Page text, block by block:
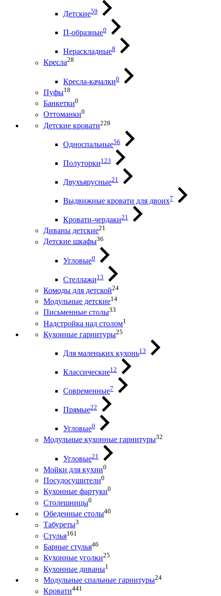
Детские59
П-образные0
Нераскладные8
Кресла28
Кресла-качалки0
Пуфы18
Банкетки0
Оттоманки0
Детские кровати228
Односпальные56
Полуторки123
Двухъярусные21
Выдвижные кровати для двоих7
Кровати-чердаки21
Диваны детские21
Детские шкафы36
Угловые0
Стеллажи13
Комоды для детской24
Модульные детские14
Письменные столы33
Надстройка над столом1
Кухонные гарнитуры25
Для маленьких кухонь13
Классические12
Современные7
Прямые22
Угловые0
Модульные кухонные гарнитуры32
Угловые21
Мойки для кухни0
Посудосушители0
Кухонные фартуки0
Столешницы0
Обеденные столы40
Табуреты3
Стулья161
Барные стулья46
Кухонные уголки25
Кухонные диваны1
Модульные спальные гарнитуры24
Кровати441